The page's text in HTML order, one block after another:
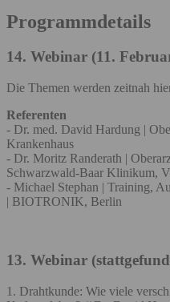
Programmdetails
14. Webinar (11.
Die Themen werden zeitnah
Referenten
- Dr. med. David Hardung |
Krankenhaus
- Dr. Moritz Randerath |
Schwarzwald-Baar Klinikum,
- Michael Stephan | Training,
| BIOTRONIK, Berlin
13. Webinar
1. Drahtkunde: Wie viele